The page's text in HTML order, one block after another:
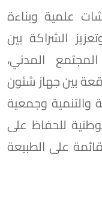
علمية وبناءة
الشراكة بين
المدني،
بين جهاز شئون
والتنمية وجمعية
للحفاظ على
على الطبيعة